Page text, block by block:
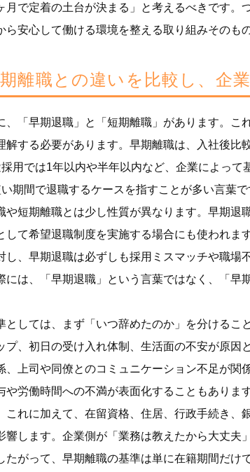
月で定着の土台が決まる」と考えるべきです
ら安心して働ける環境を整える取り組みそのも
離職との違いを比較し、企
、「早期退職」と「短期離職」があります。
解する必要があります。早期離職は、入社後
用では1年以内や半年以内など、企業によっ
期間で退職するケースを指すことが多い言葉で
や短期離職とは少し性質が異なります。早期
して希望退職制度を実施する場合にも使われ
し、早期退職は必ずしも採用ミスマッチや職場
には、「早期退職」という言葉ではなく、「
としては、まず「いつ辞めたのか」を分ける
プ、初日の受け入れ体制、生活面の不安が原
、上司や同僚とのコミュニケーション不足が
や労働時間への不満が表面化することもあります
これに加えて、在留資格、住居、行政手続き
響します。企業側が「業務は教えたから大丈
たがって、早期離職の基準は単に在籍期間だ